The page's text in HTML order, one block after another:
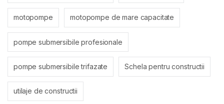
motopompe motopompe de mare capacitate
pompe submersibile profesionale
pompe submersibile trifazate Schela pentru constructii
utilaje de constructii